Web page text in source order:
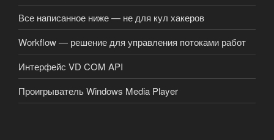
Все написанное ниже — не для кул хакеров
Workflow — решение для управления потоками работ
Интерфейс VD COM API
Проигрыватель Windows Media Player